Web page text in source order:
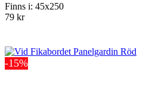
Finns i: 45x250
79 kr
-15%